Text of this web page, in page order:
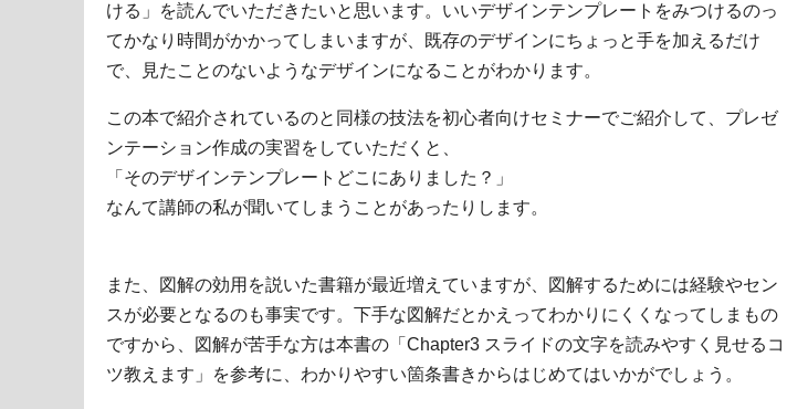
ける」を読んでいただきたいと思います。いいデザインテンプレートをみつけるのっ
てかなり時間がかかってしまいますが、既存のデザインにちょっと手を加えるだけ
で、見たことのないようなデザインになることがわかります。
この本で紹介されているのと同様の技法を初心者向けセミナーでご紹介して、プレゼ
ンテーション作成の実習をしていただくと、
「そのデザインテンプレートどこにありました？」
なんて講師の私が聞いてしまうことがあったりします。
また、図解の効用を説いた書籍が最近増えていますが、図解するためには経験やセン
スが必要となるのも事実です。下手な図解だとかえってわかりにくくなってしまもの
ですから、図解が苦手な方は本書の「Chapter3 スライドの文字を読みやすく見せるコ
ツ教えます」を参考に、わかりやすい箇条書きからはじめてはいかがでしょう。